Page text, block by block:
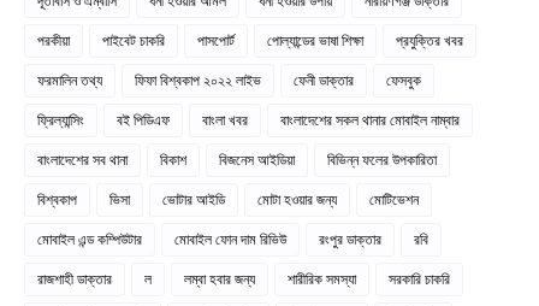
পরকীয়া
পাইবেট চাকরি পাসপোর্ট পোল্যান্ডের ভাষা শিক্ষা
প্রযুক্তির খবর
ফরমালিন তথ্য
ফিফা বিশ্বকাপ ২০২২ লাইভ ফেনী ডাক্তার
ফেসবুক
ফ্রিল্যান্সিং
বই পিডিএফ বাংলা খবর
বাংলাদেশের সকল থানার মোবাইল নাম্বার
বাংলাদেশের সব থানা
বিকাশ বিজনেস আইডিয়া
বিভিন্ন ফলের উপকারিতা
বিশ্বকাপ
ভিসা ভোটার আইডি মোটা হওয়ার জন্য
মোটিভেশন
মোবাইল এন্ড কম্পিউটার
মোবাইল ফোন দাম রিভিউ রংপুর ডাক্তার
রবি
রাজশাহী ডাক্তার
ল লম্বা হবার জন্য শারীরিক সমস্যা
সরকারি চাকরি